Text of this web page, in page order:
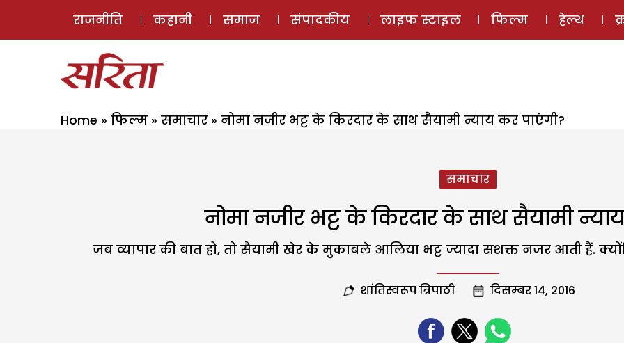
ई-मैगज़ीन
राजनीति कहानी समाज संपादकीय लाइफ स्टाइल फिल्म हेल्थ
Home » फिल्म » समाचार » नोमा नजीर भट्ट के किरदार के साथ सैयामी न्याय कर पाएंगी?
समाचार
नोमा नजीर भट्ट के किरदार के साथ सैयामी
जब व्यापार की बात हो, तो सैयामी खेर के मुकाबले आलिया भट्ट ज्यादा सशक्त नजर आती हैं.
शांतिस्वरूप त्रिपाठी दिसम्बर 14, 2016